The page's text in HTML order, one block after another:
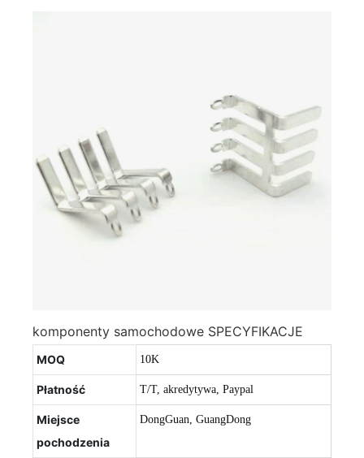
komponenty samochodowe SPECYFIKACJE
MOQ 10K
Płatność T/T, akredytywa, Paypal
Miejsce
pochodzenia
DongGuan, GuangDong